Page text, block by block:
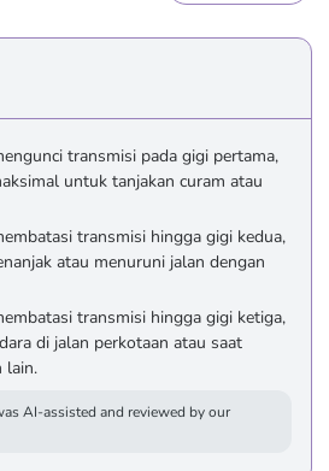
transmisi pada gigi pertama,
untuk tanjakan curam atau
transmisi hingga gigi kedua,
atau menuruni jalan dengan
transmisi hingga gigi ketiga,
di jalan perkotaan atau saat
lain.
AI-assisted and reviewed by our